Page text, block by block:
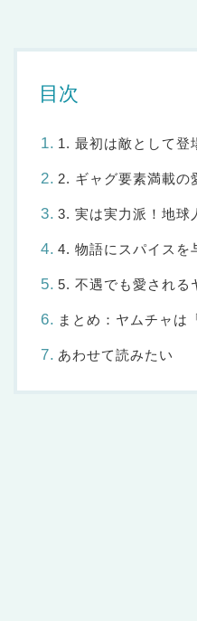
目次
1. 最初は敵として登
2. ギャグ要素満載の
3. 実は実力派！地球
4. 物語にスパイスを
5. 不遇でも愛される
まとめ：ヤムチャは
あわせて読みたい